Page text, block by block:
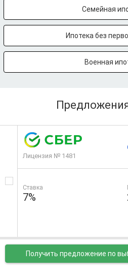
Семейная
Ипотека без
Военная
Лицензия № 1481
Ставка
7%
Получить предложение по